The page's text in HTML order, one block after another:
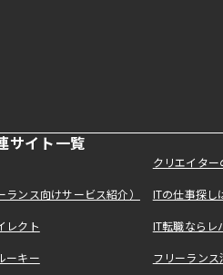
サイト一覧
クリエイタ
ンス向けサービス紹介） ITの仕事探
レクト IT転職なら
ーキー フリーラン